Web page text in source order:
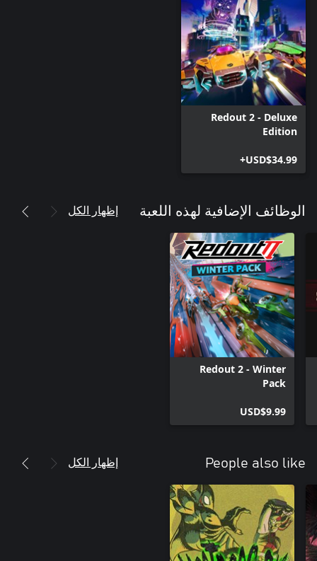
Redout 2 - Deluxe
Edition
USD$34.99+
الوظائف الإضافية لهذه اللعبة إظهار الكل
Redout 2 - Winter
Pack
USD$9.99
People also like إظهار الكل